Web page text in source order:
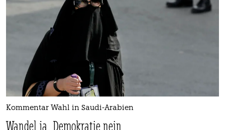
Kommentar Wahl in Saudi-Arabien
Wandel ja, Demokratie nein